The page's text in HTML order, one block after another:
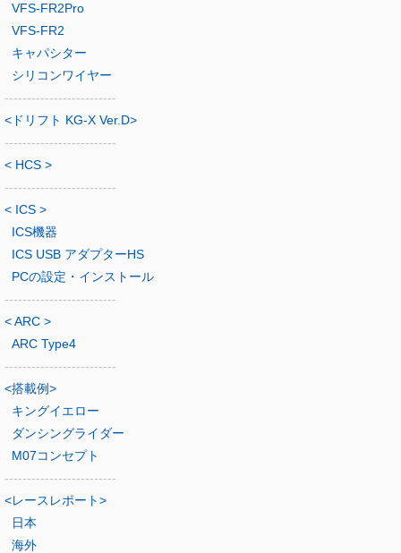
VFS-FR2Pro
VFS-FR2
キャパシター
シリコンワイヤー
-------------------------
<ドリフト KG-X Ver.D>
-------------------------
< HCS >
-------------------------
< ICS >
ICS機器
ICS USB アダプターHS
PCの設定・インストール
-------------------------
< ARC >
ARC Type4
-------------------------
<搭載例>
キングイエロー
ダンシングライダー
M07コンセプト
-------------------------
<レースレポート>
日本
海外